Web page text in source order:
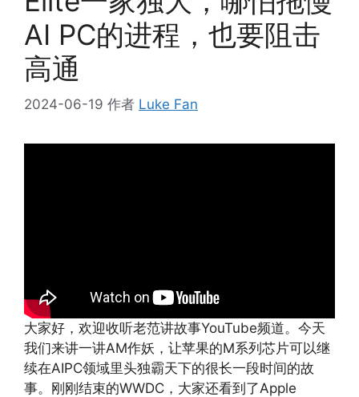
AI PC的进程，也要阻击
高通
2024-06-19 作者 Luke Fan
大家好，欢迎收听老范讲故事YouTube频道。今天
我们来讲一讲AM作妖，让苹果的M系列芯片可以继
续在AIPC领域里头独霸天下的很长一段时间的故
事。刚刚结束的WWDC，大家还看到了Apple